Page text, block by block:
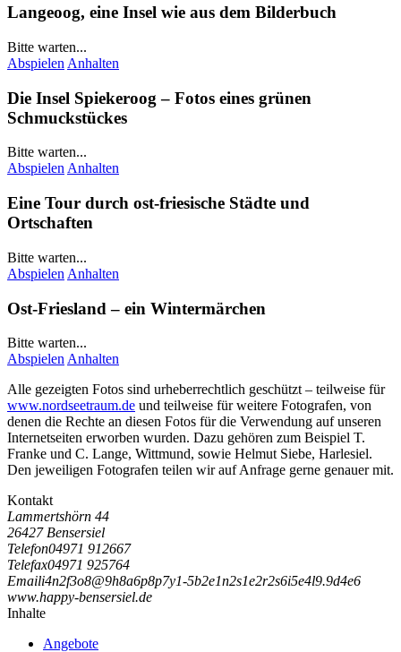
Langeoog, eine Insel wie aus dem Bilderbuch
Bitte warten...
Abspielen Anhalten
Die Insel Spiekeroog – Fotos eines grünen
Schmuckstückes
Bitte warten...
Abspielen Anhalten
Eine Tour durch ost-friesische Städte und
Ortschaften
Bitte warten...
Abspielen Anhalten
Ost-Friesland – ein Wintermärchen
Bitte warten...
Abspielen Anhalten
Alle gezeigten Fotos sind urheberrechtlich geschützt – teilweise für
www.nordseetraum.de und teilweise für weitere Fotografen, von
denen die Rechte an diesen Fotos für die Verwendung auf unseren
Internetseiten erworben wurden. Dazu gehören zum Beispiel T.
Franke und C. Lange, Wittmund, sowie Helmut Siebe, Harlesiel.
Den jeweiligen Fotografen teilen wir auf Anfrage gerne genauer mit.
Kontakt
Lammertshörn 44
26427 Bensersiel
Telefon04971 912667
Telefax04971 925764
Emaili4n2f3o8@9h8a6p8p7y1-5b2e1n2s1e2r2s6i5e4l9.9d4e6
www.happy-bensersiel.de
Inhalte
Angebote